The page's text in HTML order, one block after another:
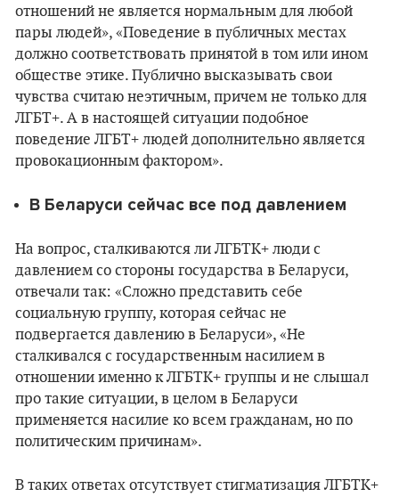
отношений не является нормальным для любой
пары людей», «Поведение в публичных местах
должно соответствовать принятой в том или ином
обществе этике. Публично высказывать свои
чувства считаю неэтичным, причем не только для
ЛГБТ+. А в настоящей ситуации подобное
поведение ЛГБТ+ людей дополнительно является
провокационным фактором».
В Беларуси сейчас все под давлением
На вопрос, сталкиваются ли ЛГБТК+ люди с
давлением со стороны государства в Беларуси,
отвечали так: «Сложно представить себе
социальную группу, которая сейчас не
подвергается давлению в Беларуси», «Не
сталкивался с государственным насилием в
отношении именно к ЛГБТК+ группы и не слышал
про такие ситуации, в целом в Беларуси
применяется насилие ко всем гражданам, но по
политическим причинам».
В таких ответах отсутствует стигматизация ЛГБТК+